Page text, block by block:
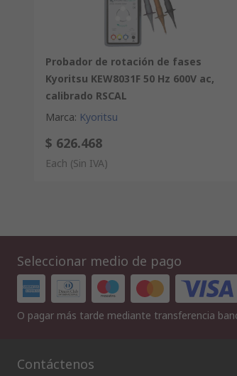
Probador de rotación de fases
Kyoritsu KEW8031F 50 Hz 600V ac,
calibrado RSCAL
Marca: Kyoritsu
$ 626.468
Each (Sin IVA)
Seleccionar medio de pago
O pagar más tarde mediante transferencia
Contáctenos